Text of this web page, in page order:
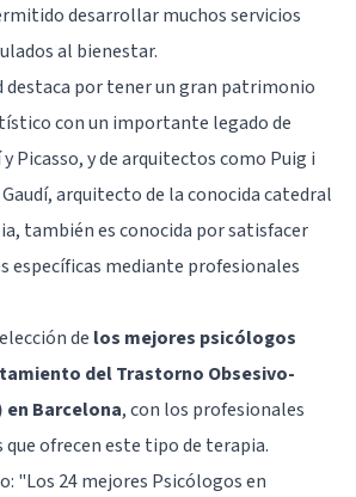
desarrollar muchos servicios
al bienestar.
destaca por tener un gran patrimonio
con un importante legado de
Picasso, y de arquitectos como Puig i
arquitecto de la conocida catedral
también es conocida por satisfacer
específicas mediante profesionales
de los mejores psicólogos
del Trastorno Obsesivo-
en Barcelona, con los profesionales
que ofrecen este tipo de terapia.
"Los 24 mejores Psicólogos en